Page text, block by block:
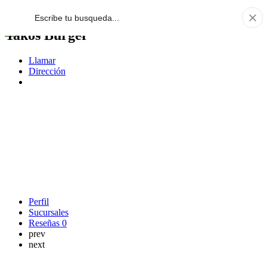
Yakos Burger
Llamar
Dirección
Perfil
Sucursales
Reseñas 0
prev
next